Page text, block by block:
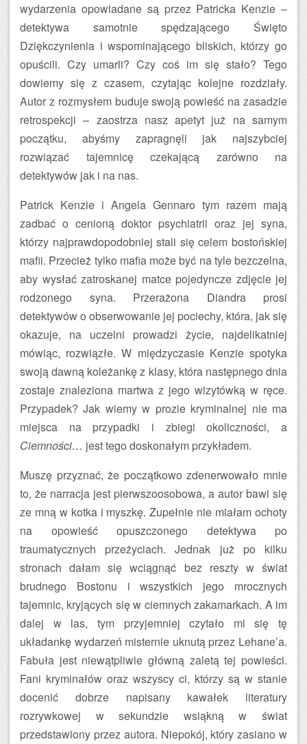
wydarzenia opowiadane są przez Patricka Kenzie –
detektywa samotnie spędzającego Święto
Dziękczynienia i wspominającego bliskich, którzy go
opuścili. Czy umarli? Czy coś im się stało? Tego
dowiemy się z czasem, czytając kolejne rozdziały.
Autor z rozmysłem buduje swoją powieść na zasadzie
retrospekcji – zaostrza nasz apetyt już na samym
początku, abyśmy zapragnęli jak najszybciej
rozwiązać tajemnicę czekającą zarówno na
detektywów jak i na nas.
Patrick Kenzie i Angela Gennaro tym razem mają
zadbać o cenioną doktor psychiatrii oraz jej syna,
którzy najprawdopodobniej stali się celem bostońskiej
mafii. Przecież tylko mafia może być na tyle bezczelna,
aby wysłać zatroskanej matce pojedyncze zdjęcie jej
rodzonego syna. Przerażona Diandra prosi
detektywów o obserwowanie jej pociechy, która, jak się
okazuje, na uczelni prowadzi życie, najdelikatniej
mówiąc, rozwiązłe. W międzyczasie Kenzie spotyka
swoją dawną koleżankę z klasy, która następnego dnia
zostaje znaleziona martwa z jego wizytówką w ręce.
Przypadek? Jak wiemy w prozie kryminalnej nie ma
miejsca na przypadki i zbiegi okoliczności, a
Ciemności… jest tego doskonałym przykładem.
Muszę przyznać, że początkowo zdenerwowało mnie
to, że narracja jest pierwszoosobowa, a autor bawi się
ze mną w kotka i myszkę. Zupełnie nie miałam ochoty
na opowieść opuszczonego detektywa po
traumatycznych przeżyciach. Jednak już po kilku
stronach dałam się wciągnąć bez reszty w świat
brudnego Bostonu i wszystkich jego mrocznych
tajemnic, kryjących się w ciemnych zakamarkach. A im
dalej w las, tym przyjemniej czytało mi się tę
układankę wydarzeń misternie uknutą przez Lehane’a.
Fabuła jest niewątpliwie główną zaletą tej powieści.
Fani kryminałów oraz wszyscy ci, którzy są w stanie
docenić dobrze napisany kawałek literatury
rozrywkowej w sekundzie wsiąkną w świat
przedstawiony przez autora. Niepokój, który zasiano w